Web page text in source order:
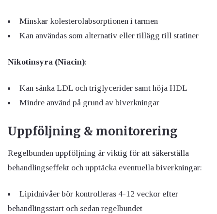
Minskar kolesterolabsorptionen i tarmen
Kan användas som alternativ eller tillägg till statiner
Nikotinsyra (Niacin):
Kan sänka LDL och triglycerider samt höja HDL
Mindre använd på grund av biverkningar
Uppföljning & monitorering
Regelbunden uppföljning är viktig för att säkerställa
behandlingseffekt och upptäcka eventuella biverkningar:
Lipidnivåer bör kontrolleras 4-12 veckor efter
behandlingsstart och sedan regelbundet